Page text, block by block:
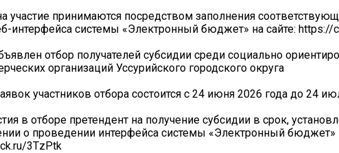
участие принимаются посредством заполнения
интерфейса системы «Электронный бюджет» на сайте: https://
отбор получателей субсидии среди социально
организаций Уссурийского городского округа
участников отбора состоится с 24 июня 2026 года до 24
в отборе претендент на получение субсидии в срок,
о проведении интерфейса системы «Электронный бюджет»
3TzPtk